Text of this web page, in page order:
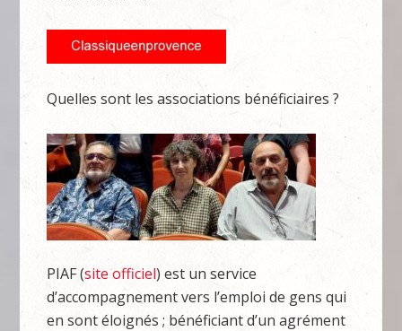
Quelles sont les associations bénéficiaires ?
PIAF (site officiel) est un service
d’accompagnement vers l’emploi de gens qui
en sont éloignés ; bénéficiant d’un agrément